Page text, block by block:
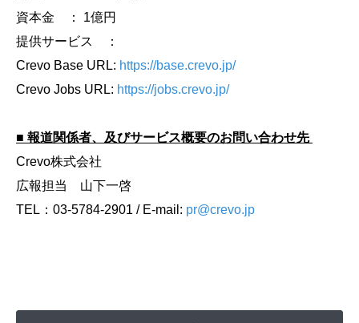
資本金 ： 1億円
提供サービス ：
Crevo Base URL: https://base.crevo.jp/
Crevo Jobs URL: https://jobs.crevo.jp/
■ 報道関係者、及びサービス概要のお問い合わせ先
Crevo株式会社
広報担当 山下一啓
TEL：03-5784-2901 / E-mail: pr@crevo.jp